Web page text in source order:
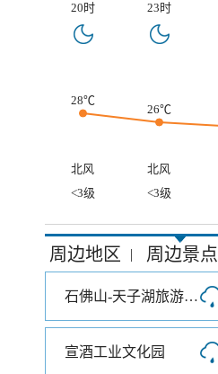
20时 23时
28℃
26℃
北风 北风
<3级
<3级
周边地区 | 周边景点
石佛山-天子湖旅游风景区
宣酒工业文化园